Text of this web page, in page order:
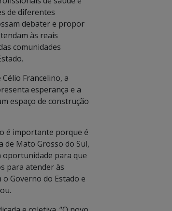
de diferentes
debater e propor
às reais
comunidades
Célio Francelino, a
esperança e a
espaço de construção
é importante porque é
de Mato Grosso do Sul,
oportunidade para que
para atender às
Governo do Estado e